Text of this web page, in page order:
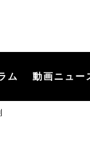
ム 動画ニュー